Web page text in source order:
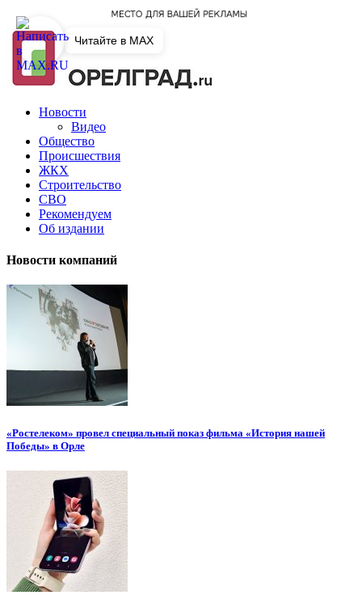
Новости
Видео
Общество
Происшествия
ЖКХ
Строительство
СВО
Рекомендуем
Об издании
Новости компаний
«Ростелеком» провел специальный показ фильма «История нашей
Победы» в Орле
Читайте в MAX